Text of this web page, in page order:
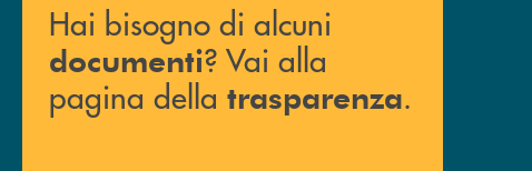
Hai bisogno di alcuni
documenti? Vai alla
pagina della trasparenza.